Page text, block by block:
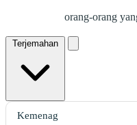
orang-orang
Terjemahan